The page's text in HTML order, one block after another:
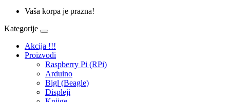
Vaša korpa je prazna!
Kategorije
Akcija !!!
Proizvodi
Raspberry Pi (RPi)
Arduino
Bigl (Beagle)
Displеji